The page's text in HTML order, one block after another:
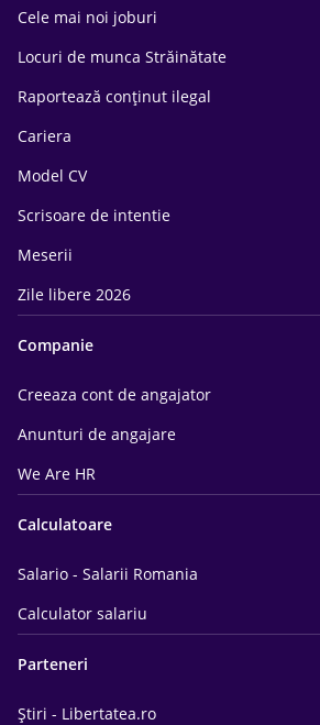
Cele mai noi joburi
Locuri de munca Străinătate
Raportează conținut ilegal
Cariera
Model CV
Scrisoare de intentie
Meserii
Zile libere 2026
Companie
Creeaza cont de angajator
Anunturi de angajare
We Are HR
Calculatoare
Salario - Salarii Romania
Calculator salariu
Parteneri
Știri - Libertatea.ro